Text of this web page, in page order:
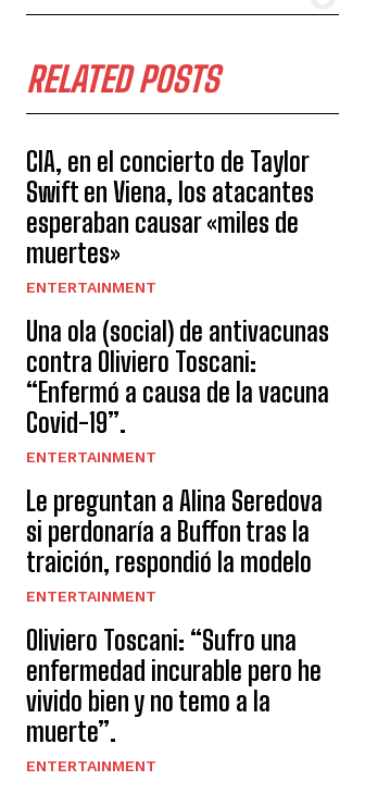
RELATED POSTS
CIA, en el concierto de Taylor
Swift en Viena, los atacantes
esperaban causar «miles de
muertes»
ENTERTAINMENT
Una ola (social) de antivacunas
contra Oliviero Toscani:
“Enfermó a causa de la vacuna
Covid-19”.
ENTERTAINMENT
Le preguntan a Alina Seredova
si perdonaría a Buffon tras la
traición, respondió la modelo
ENTERTAINMENT
Oliviero Toscani: “Sufro una
enfermedad incurable pero he
vivido bien y no temo a la
muerte”.
ENTERTAINMENT